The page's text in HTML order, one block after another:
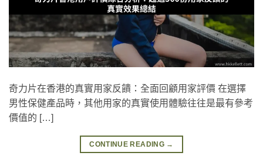
奇力片在香港的真實用家反饋：全面回顧用家評價 在選擇
男性保健產品時，其他用家的真實使用體驗往往是最有參考
價值的 […]
CONTINUE READING →